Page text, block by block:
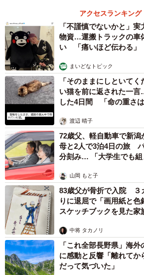
アクセスランキング
「不謹慎でないかと」
物資…運搬トラックの車
い 「痛いほど伝わる」
まいどなトピック
「そのままにしといて
い猫を前に返された一
した4日間 「命の重さ
渡辺 晴子
72歳父、軽自動車で新
母と2人で3泊4日の旅
分刻み… 「大学生でも組
山岡 もと子
83歳父が骨折で入院 ３
りに退屈で「画用紙と
スケッチブックを見た家
中将 タカノリ
「これ全部長野県」海
に感動と反響「離れてか
だって気づいた」